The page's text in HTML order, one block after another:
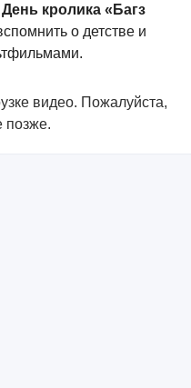
День кролика «Багз
о детстве и
видео. Пожалуйста,
позже.